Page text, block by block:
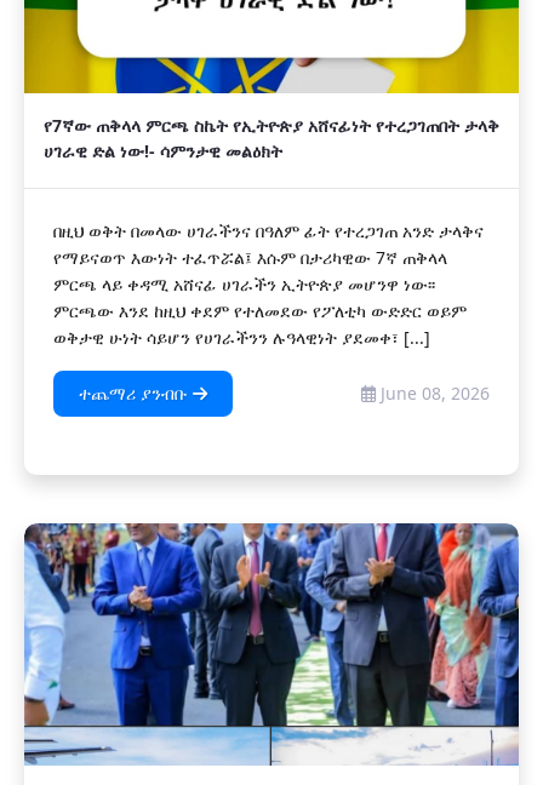
የ7ኛው ጠቅላላ ምርጫ ስኬት የኢትዮጵያ አሸናፊነት የተረጋገጠበት ታላቅ
ሀገራዊ ድል ነው!- ሳምንታዊ መልዕክት
በዚህ ወቅት በመላው ሀገራችንና በዓለም ፊት የተረጋገጠ አንድ ታላቅና
የማይናወጥ እውነት ተፈጥሯል፤ እሱም በታሪካዊው 7ኛ ጠቅላላ
ምርጫ ላይ ቀዳሚ አሸናፊ ሀገራችን ኢትዮጵያ መሆንዋ ነው፡፡
ምርጫው እንደ ከዚህ ቀደም የተለመደው የፖለቲካ ውድድር ወይም
ወቅታዊ ሁነት ሳይሆን የሀገራችንን ሉዓላዊነት ያደመቀ፣ [...]
ተጨማሪ ያንብቡ June 08, 2026